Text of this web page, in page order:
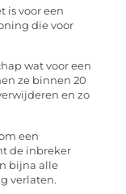
is voor een
die voor
wat voor een
ze binnen 20
en zo
een
de inbreker
bijna alle
verlaten.